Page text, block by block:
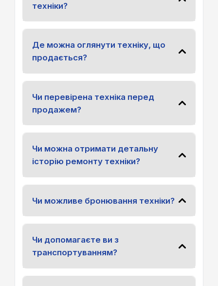
техніки?
Де можна оглянути техніку, що
продається?
Чи перевірена техніка перед
продажем?
Чи можна отримати детальну
історію ремонту техніки?
Чи можливе бронювання техніки?
Чи допомагаєте ви з
транспортуванням?